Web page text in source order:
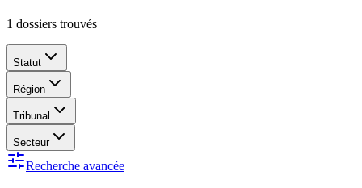
1 dossiers trouvés
Statut
Région
Tribunal
Secteur
Recherche avancée